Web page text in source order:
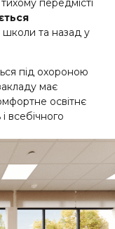
передмісті
школи та назад у
під охороною
має
освітнє
всебічного